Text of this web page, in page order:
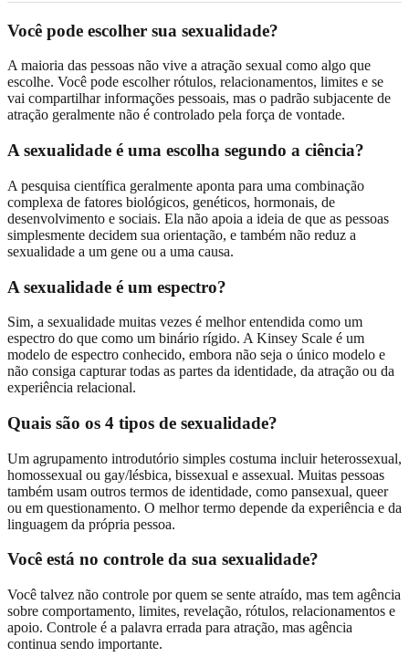
Você pode escolher sua sexualidade?
A maioria das pessoas não vive a atração sexual como algo que
escolhe. Você pode escolher rótulos, relacionamentos, limites e se
vai compartilhar informações pessoais, mas o padrão subjacente de
atração geralmente não é controlado pela força de vontade.
A sexualidade é uma escolha segundo a ciência?
A pesquisa científica geralmente aponta para uma combinação
complexa de fatores biológicos, genéticos, hormonais, de
desenvolvimento e sociais. Ela não apoia a ideia de que as pessoas
simplesmente decidem sua orientação, e também não reduz a
sexualidade a um gene ou a uma causa.
A sexualidade é um espectro?
Sim, a sexualidade muitas vezes é melhor entendida como um
espectro do que como um binário rígido. A Kinsey Scale é um
modelo de espectro conhecido, embora não seja o único modelo e
não consiga capturar todas as partes da identidade, da atração ou da
experiência relacional.
Quais são os 4 tipos de sexualidade?
Um agrupamento introdutório simples costuma incluir heterossexual,
homossexual ou gay/lésbica, bissexual e assexual. Muitas pessoas
também usam outros termos de identidade, como pansexual, queer
ou em questionamento. O melhor termo depende da experiência e da
linguagem da própria pessoa.
Você está no controle da sua sexualidade?
Você talvez não controle por quem se sente atraído, mas tem agência
sobre comportamento, limites, revelação, rótulos, relacionamentos e
apoio. Controle é a palavra errada para atração, mas agência
continua sendo importante.